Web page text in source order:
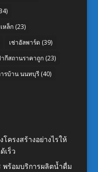
หล็ก(23)
เช่าอัลพาร์ด (39)
ากีสถานราคาถูก(23)
ารบ้าน นนทบุรี(40)
ครงสร้างอย่างไรให้
เร็ว
พร้อมบริการผลิตน้ำดื่ม